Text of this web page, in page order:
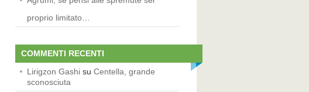
proprio limitato…
COMMENTI RECENTI
Lirigzon Gashi su Centella, grande
sconosciuta